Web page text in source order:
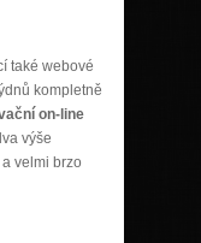
také webové
kompletně
on-line
výše
velmi brzo